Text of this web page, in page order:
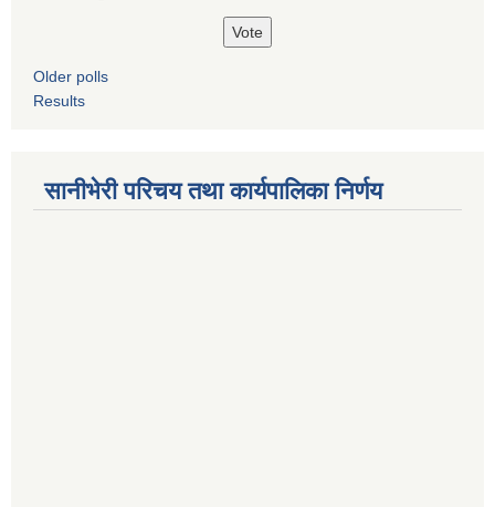
Older polls
Results
सानीभेरी परिचय तथा कार्यपालिका निर्णय